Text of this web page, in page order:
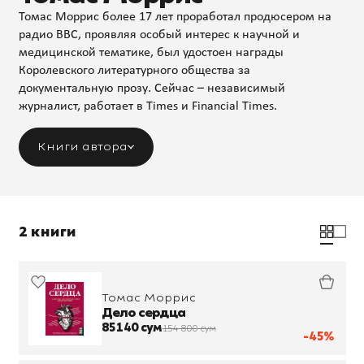
Томас Моррис более 17 лет проработал продюсером на
радио BBC, проявляя особый интерес к научной и
медицинской тематике, был удостоен награды
Королевского литературного общества за
документальную прозу. Сейчас – независимый
журналист, работает в Times и Financial Times.
Книги автора
2 книги
-45%
Томас Моррис
Дело сердца
85 140 сум154 800 сум